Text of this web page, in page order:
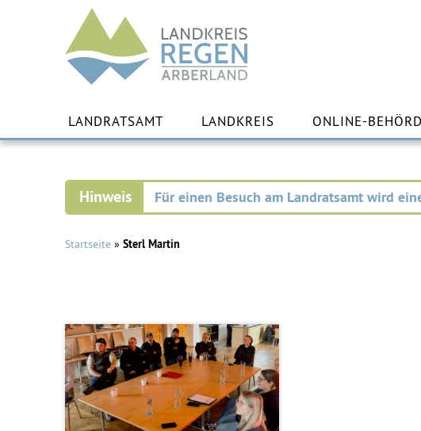
Landkreis
Regen
Inhalt
springen
LANDRATSAMT LANDKREIS ONLINE-
Für einen Besuch am Landratsamt wird
Startseite » Sterl Martin